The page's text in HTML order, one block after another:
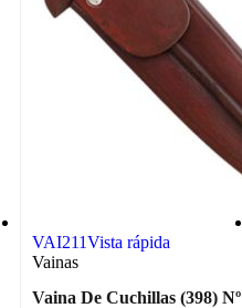
VAI211Vista rápida
Vainas
Vaina De Cuchillas (398) Nº